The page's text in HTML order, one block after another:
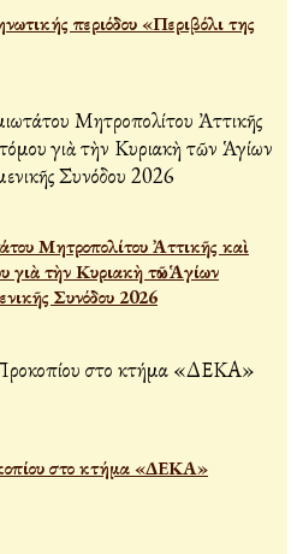
περιόδου «Περιβόλι της
Μητροπολίτου Ἀττικῆς καὶ
γιὰ τὴν Κυριακὴ τῶν Ἁγίων
Συνόδου 2026
στο κτήμα «ΔΕΚΑ»